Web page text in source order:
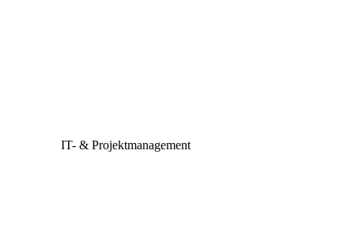
IT- & Projektmanagement